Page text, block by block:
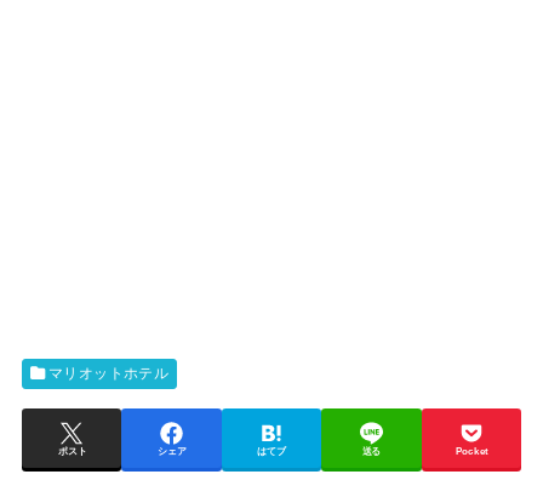
マリオットホテル
ポスト シェア はてブ 送る Pocket